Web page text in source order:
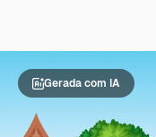
Gerada com IA